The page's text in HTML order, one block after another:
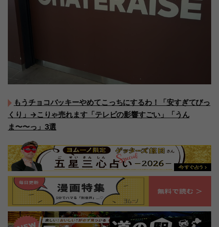
もうチョコバッキーやめてこっちにするわ！「安すぎてびっ
くり」→こりゃ売れます「テレビの影響すごい」「うん
ま〜〜っ」3選